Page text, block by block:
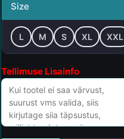
Size
L M S XL XXL
Tellimuse Lisainfo